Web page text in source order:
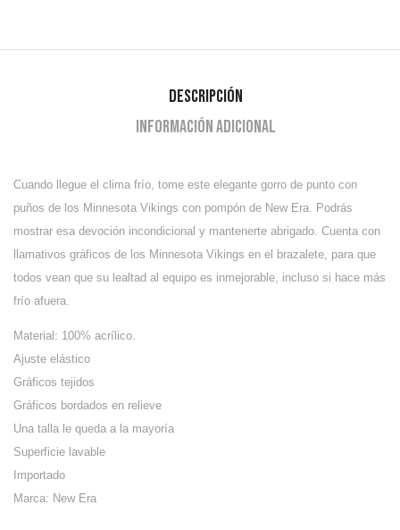
Descripción
Información adicional
Cuando llegue el clima frío, tome este elegante gorro de punto con
puños de los Minnesota Vikings con pompón de New Era. Podrás
mostrar esa devoción incondicional y mantenerte abrigado. Cuenta con
llamativos gráficos de los Minnesota Vikings en el brazalete, para que
todos vean que su lealtad al equipo es inmejorable, incluso si hace más
frío afuera.
Material: 100% acrílico.
Ajuste elástico
Gráficos tejidos
Gráficos bordados en relieve
Una talla le queda a la mayoría
Superficie lavable
Importado
Marca: New Era